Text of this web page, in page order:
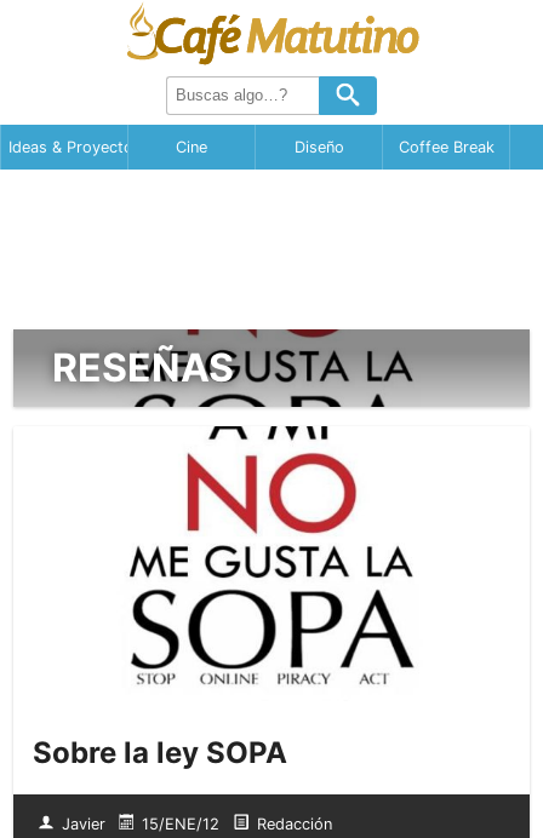
Ideas & Proyectos Cine Diseño Coffee Break
RESEÑAS
Sobre la ley SOPA
Javier 15/ENE/12 Redacción